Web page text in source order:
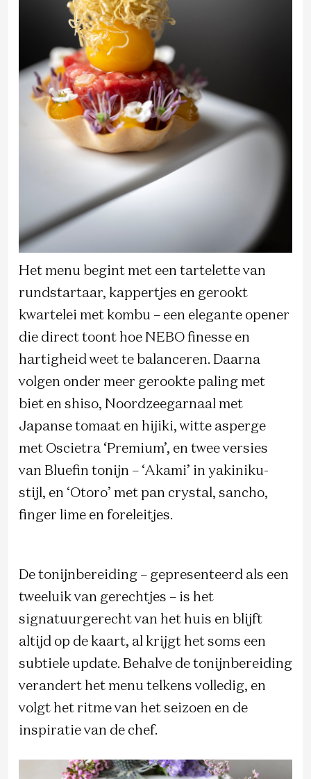
Het menu begint met een tartelette van
rundstartaar, kappertjes en gerookt
kwartelei met kombu – een elegante opener
die direct toont hoe NEBO finesse en
hartigheid weet te balanceren. Daarna
volgen onder meer gerookte paling met
biet en shiso, Noordzeegarnaal met
Japanse tomaat en hijiki, witte asperge
met Oscietra ‘Premium’, en twee versies
van Bluefin tonijn – ‘Akami’ in yakiniku-
stijl, en ‘Otoro’ met pan crystal, sancho,
finger lime en foreleitjes.
De tonijnbereiding – gepresenteerd als een
tweeluik van gerechtjes – is het
signatuurgerecht van het huis en blijft
altijd op de kaart, al krijgt het soms een
subtiele update. Behalve de tonijnbereiding
verandert het menu telkens volledig, en
volgt het ritme van het seizoen en de
inspiratie van de chef.